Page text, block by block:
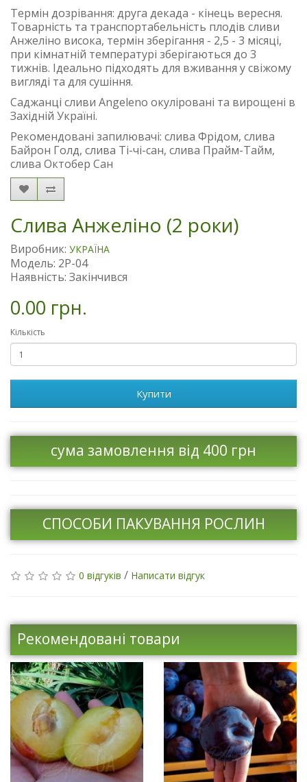
Термін дозрівання: друга декада - кінець вересня.
Товарність та транспортабельність плодів сливи
Анжеліно висока, термін зберігання - 2,5 - 3 місяці,
при кімнатній температурі зберігаються до 3
тижнів. Ідеально підходять для вживання у свіжому
вигляді та для сушіння.
Саджанці сливи Angeleno окуліровані та вирощені в
Західній Україні.
Рекомендовані запилювачі: слива Фрідом, слива
Байрон Голд, слива Ті-чі-сан, слива Прайм-Тайм,
слива Октобер Сан
Слива Анжеліно (2 роки)
Виробник: УКРАЇНА
Модель: 2P-04
Наявність: Закінчився
0.00 грн.
Кількість
Купити
сума замовлення від 400 грн
СПОСОБИ ПАКУВАННЯ РОСЛИН
0 відгуків / Написати відгук
Рекомендовані товари